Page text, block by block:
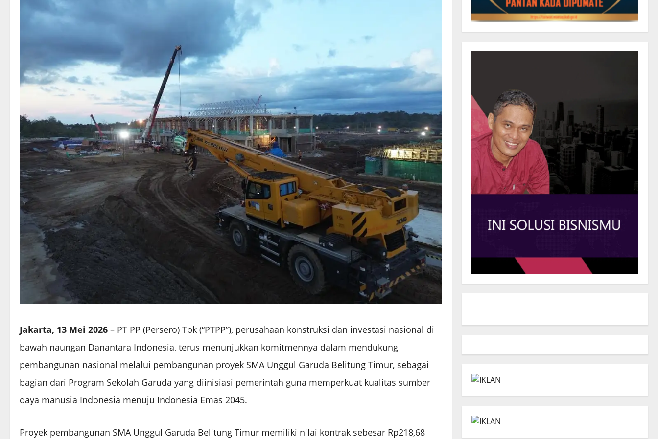
Jakarta, 13 Mei 2026 – PT PP (Persero) Tbk (“PTPP”), perusahaan konstruksi dan investasi nasional di
bawah naungan Danantara Indonesia, terus menunjukkan komitmennya dalam mendukung
pembangunan nasional melalui pembangunan proyek SMA Unggul Garuda Belitung Timur, sebagai
bagian dari Program Sekolah Garuda yang diinisiasi pemerintah guna memperkuat kualitas sumber
daya manusia Indonesia menuju Indonesia Emas 2045.
Proyek pembangunan SMA Unggul Garuda Belitung Timur memiliki nilai kontrak sebesar Rp218,68